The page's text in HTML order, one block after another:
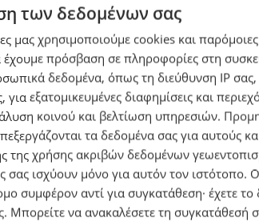
των δεδομένων σας
μας χρησιμοποιούμε cookies και
πρόσβαση σε πληροφορίες στη
δεδομένα, όπως τη διεύθυνση IP σας,
εξατομικευμένες διαφημίσεις και
κοινού και βελτίωση υπηρεσιών.
τα δεδομένα σας για αυτούς
της χρήσης ακριβών δεδομένων
σας ισχύουν μόνο για αυτόν τον ιστότοπο.
συμφέρον αντί για συγκατάθεση· έχετε το
. Μπορείτε να ανακαλέσετε τη συγκατάθεσή